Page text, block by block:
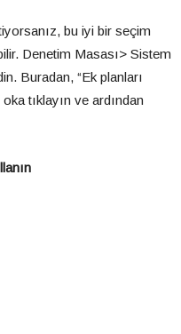
bu iyi bir seçim
Denetim Masası> Sistem
Buradan, “Ek planları
tıklayın ve ardından